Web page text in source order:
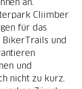
an.
Cliimber
für das
und
und
nicht zu kurz.